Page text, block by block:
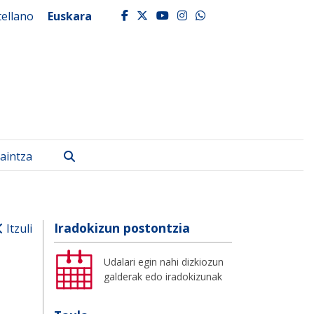
Euskara facebook
twitter
youtube
instagram
whatsapp
Itzuli Iradokizun postontzia
Udalari egin nahi dizkiozun
galderak edo iradokizunak